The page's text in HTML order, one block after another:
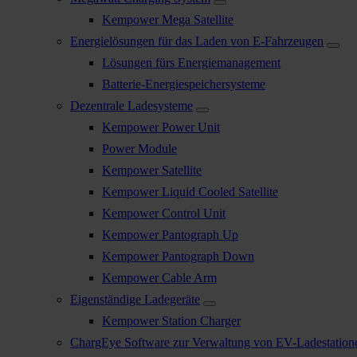
Kempower Mega Satellite
Energielösungen für das Laden von E-Fahrzeugen
Lösungen fürs Energiemanagement
Batterie-Energiespeichersysteme
Dezentrale Ladesysteme
Kempower Power Unit
Power Module
Kempower Satellite
Kempower Liquid Cooled Satellite
Kempower Control Unit
Kempower Pantograph Up
Kempower Pantograph Down
Kempower Cable Arm
Eigenständige Ladegeräte
Kempower Station Charger
ChargEye Software zur Verwaltung von EV-